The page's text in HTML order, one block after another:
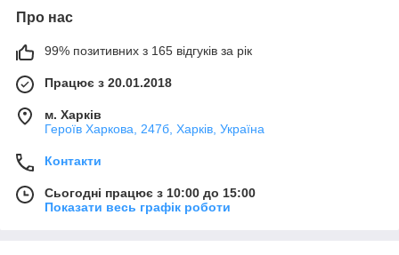
Про нас
99% позитивних з 165 відгуків за рік
Працює з 20.01.2018
м. Харків
Героїв Харкова, 247б, Харків, Україна
Контакти
Сьогодні працює з 10:00 до 15:00
Показати весь графік роботи